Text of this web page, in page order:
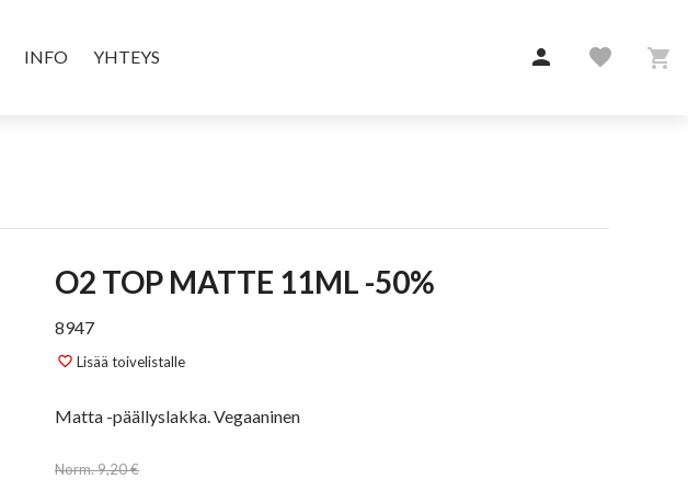
INFO YHTEYS  favorite 
O2 TOP MATTE 11ML -50%
8947
favorite_border Lisää toivelistalle
Matta -päällyslakka. Vegaaninen
Norm. 9,20 €